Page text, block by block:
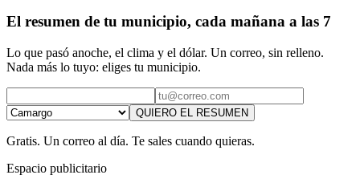
El resumen de tu municipio, cada mañana a las 7
Lo que pasó anoche, el clima y el dólar. Un correo, sin relleno.
Nada más lo tuyo: eliges tu municipio.
QUIERO EL RESUMEN
Gratis. Un correo al día. Te sales cuando quieras.
Espacio publicitario